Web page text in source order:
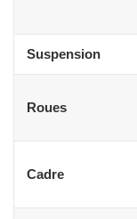
Suspension
Roues
Cadre